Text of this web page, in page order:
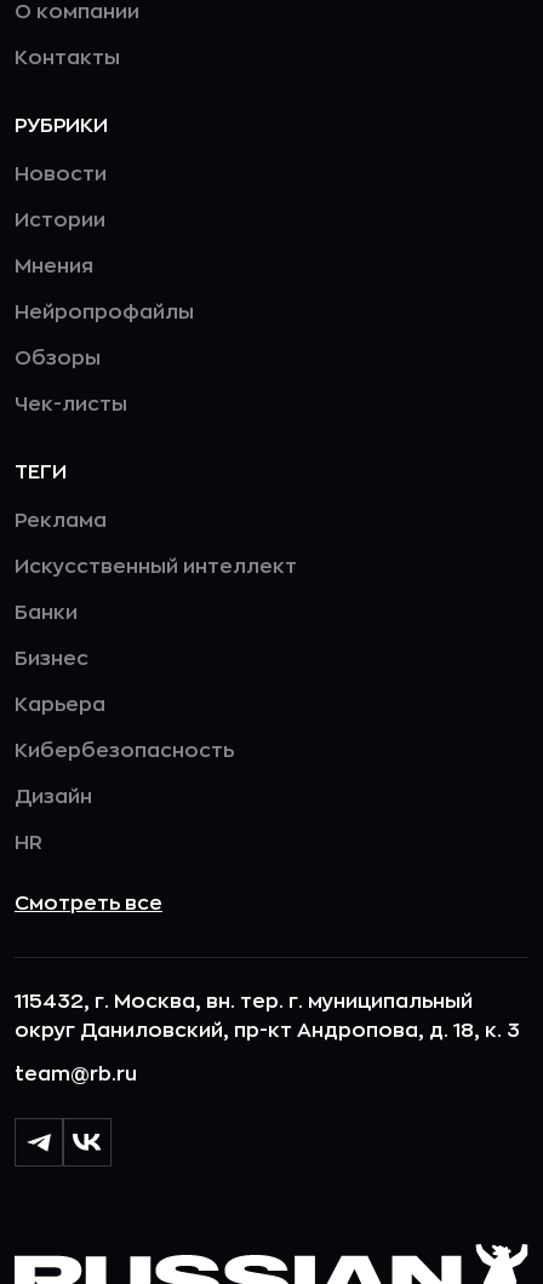
О компании
Контакты
РУБРИКИ
Новости
Истории
Мнения
Нейропрофайлы
Обзоры
Чек-листы
ТЕГИ
Реклама
Искусственный интеллект
Банки
Бизнес
Карьера
Кибербезопасность
Дизайн
HR
Смотреть все
115432, г. Москва, вн. тер. г. муниципальный
округ Даниловский, пр-кт Андропова, д. 18, к. 3
team@rb.ru